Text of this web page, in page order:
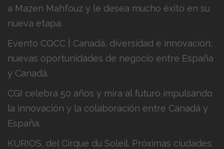
a Mazen Mahfouz y le desea mucho éxito en su
nueva etapa.
Evento CQCC | Canadá, diversidad e innovación:
nuevas oportunidades de negocio entre España
y Canadá.
CGI celebra 50 años y mira al futuro impulsando
la innovación y la colaboración entre Canadá y
España.
KURIOS, del Cirque du Soleil. Próximas ciudades: